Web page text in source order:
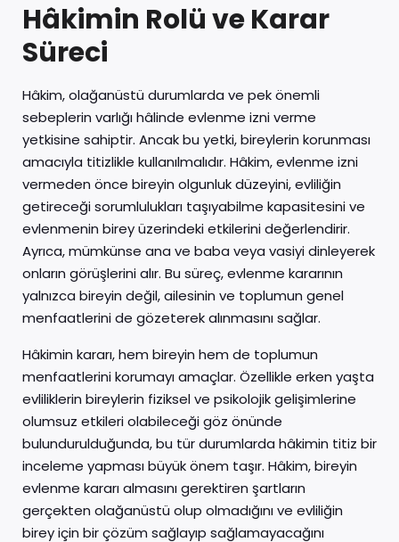
Hâkimin Rolü ve Karar
Süreci
Hâkim, olağanüstü durumlarda ve pek önemli
sebeplerin varlığı hâlinde evlenme izni verme
yetkisine sahiptir. Ancak bu yetki, bireylerin korunması
amacıyla titizlikle kullanılmalıdır. Hâkim, evlenme izni
vermeden önce bireyin olgunluk düzeyini, evliliğin
getireceği sorumlulukları taşıyabilme kapasitesini ve
evlenmenin birey üzerindeki etkilerini değerlendirir.
Ayrıca, mümkünse ana ve baba veya vasiyi dinleyerek
onların görüşlerini alır. Bu süreç, evlenme kararının
yalnızca bireyin değil, ailesinin ve toplumun genel
menfaatlerini de gözeterek alınmasını sağlar.
Hâkimin kararı, hem bireyin hem de toplumun
menfaatlerini korumayı amaçlar. Özellikle erken yaşta
evliliklerin bireylerin fiziksel ve psikolojik gelişimlerine
olumsuz etkileri olabileceği göz önünde
bulundurulduğunda, bu tür durumlarda hâkimin titiz bir
inceleme yapması büyük önem taşır. Hâkim, bireyin
evlenme kararı almasını gerektiren şartların
gerçekten olağanüstü olup olmadığını ve evliliğin
birey için bir çözüm sağlayıp sağlamayacağını